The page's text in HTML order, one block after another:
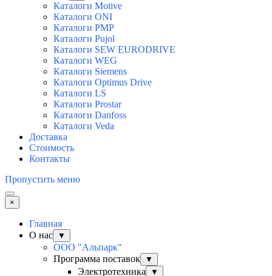
Каталоги Motive
Каталоги ONI
Каталоги PMP
Каталоги Pujol
Каталоги SEW EURODRIVE
Каталоги WEG
Каталоги Siemens
Каталоги Optimus Drive
Каталоги LS
Каталоги Prostar
Каталоги Danfoss
Каталоги Veda
Доставка
Стоимость
Контакты
Пропустить меню
×
Главная
О нас
▼
ООО "Альпарк"
Программа поставок
▼
Электротехника ▼